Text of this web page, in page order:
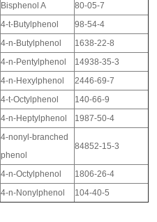
Bisphenol A
80-05-7
4-t-Butylphenol
98-54-4
4-n-Butylphenol
1638-22-8
4-n-Pentylphenol
14938-35-3
4-n-Hexylphenol
2446-69-7
4-t-Octylphenol
140-66-9
4-n-Heptylphenol 1987-50-4
4-nonyl-branched
phenol
84852-15-3
4-n-Octylphenol
1806-26-4
4-n-Nonylphenol 104-40-5